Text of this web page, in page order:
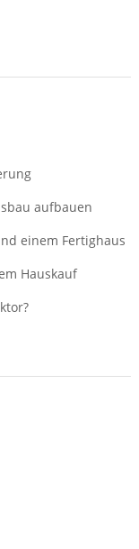
aufbauen
einem Fertighaus
Hauskauf